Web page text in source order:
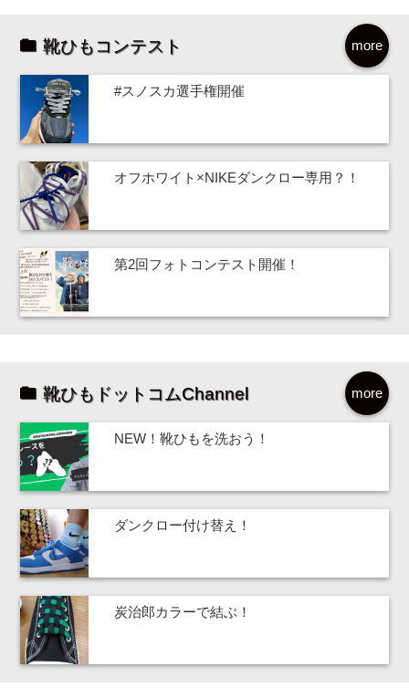
more
靴ひもコンテスト
#スノスカ選手権開催
オフホワイト×NIKEダンクロー専用？！
第2回フォトコンテスト開催！
more
靴ひもドットコムChannel
NEW！靴ひもを洗おう！
ダンクロー付け替え！
炭治郎カラーで結ぶ！